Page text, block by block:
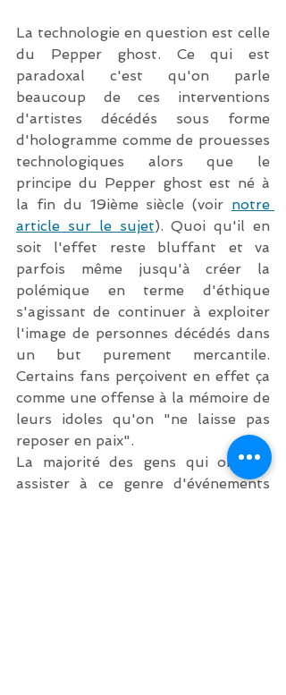
La technologie en question est celle
du Pepper ghost. Ce qui est
paradoxal c'est qu'on parle
beaucoup de ces interventions
d'artistes décédés sous forme
d'hologramme comme de prouesses
technologiques alors que le
principe du Pepper ghost est né à
la fin du 19ième siècle (voir notre
article sur le sujet). Quoi qu'il en
soit l'effet reste bluffant et va
parfois même jusqu'à créer la
polémique en terme d'éthique
s'agissant de continuer à exploiter
l'image de personnes décédés dans
un but purement mercantile.
Certains fans perçoivent en effet ça
comme une offense à la mémoire de
leurs idoles qu'on "ne laisse pas
reposer en paix".
La majorité des gens qui ont pu
assister à ce genre d'événements